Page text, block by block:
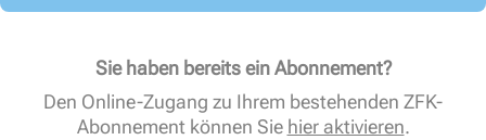
Sie haben bereits ein Abonnement?
Den Online-Zugang zu Ihrem bestehenden ZFK-
Abonnement können Sie hier aktivieren.